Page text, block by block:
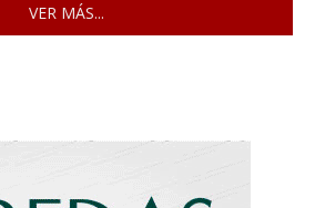
VER MÁS...